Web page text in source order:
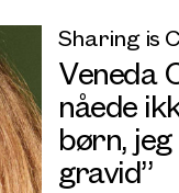
Sharing is
Veneda
nåede
børn,
gravid”